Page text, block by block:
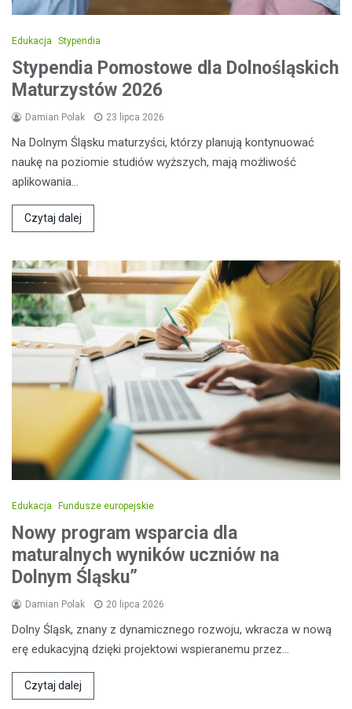
Edukacja Stypendia
Stypendia Pomostowe dla Dolnośląskich
Maturzystów 2026
Damian Polak 23 lipca 2026
Na Dolnym Śląsku maturzyści, którzy planują kontynuować
naukę na poziomie studiów wyższych, mają możliwość
aplikowania…
Czytaj dalej
Edukacja Fundusze europejskie
Nowy program wsparcia dla
maturalnych wyników uczniów na
Dolnym Śląsku”
Damian Polak 20 lipca 2026
Dolny Śląsk, znany z dynamicznego rozwoju, wkracza w nową
erę edukacyjną dzięki projektowi wspieranemu przez…
Czytaj dalej